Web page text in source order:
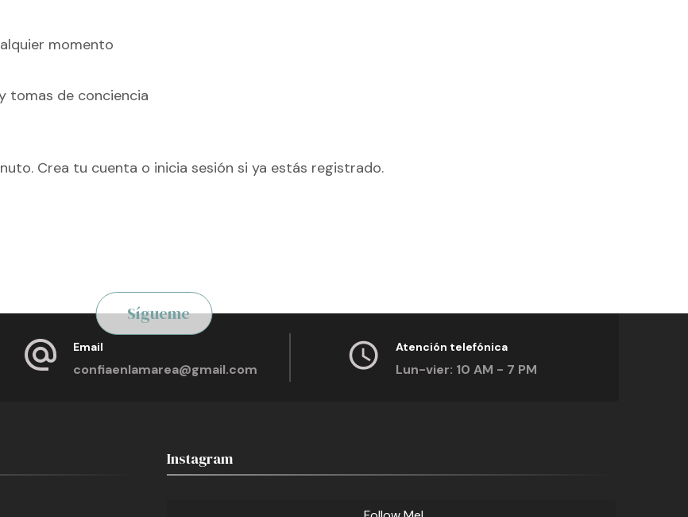
momento
tomas de conciencia
Crea tu cuenta o inicia sesión si ya estás registrado.
Sígueme
Email
confiaenlamarea@gmail.com
Atención telefónica
Lun-vier: 10 AM - 7 PM
Instagram